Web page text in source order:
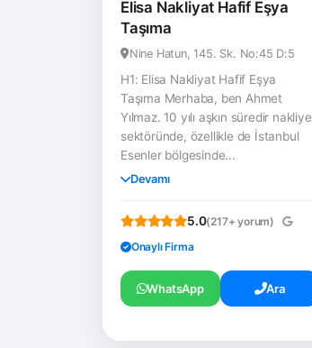
Elisa Nakliyat Hafif Eşya
Taşıma
Nine Hatun, 145. Sk. No:45 D:5
H1: Elisa Nakliyat Hafif Eşya
Taşıma Merhaba, ben Ahmet
Yılmaz. 10 yılı aşkın süredir nakliye
sektöründe, özellikle de İstanbul
Esenler bölgesinde...
Devamı
5.0(217+ yorum)
Onaylı Firma
WhatsApp Ara